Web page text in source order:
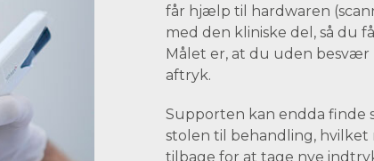
får hjælp til hardwaren
med den kliniske del, så du
Målet er, at du uden
aftryk.
Supporten kan endda finde
stolen til behandling, hvilket
tilbage for at tage nye